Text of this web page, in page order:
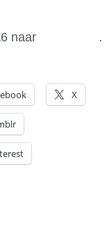
naar .
X